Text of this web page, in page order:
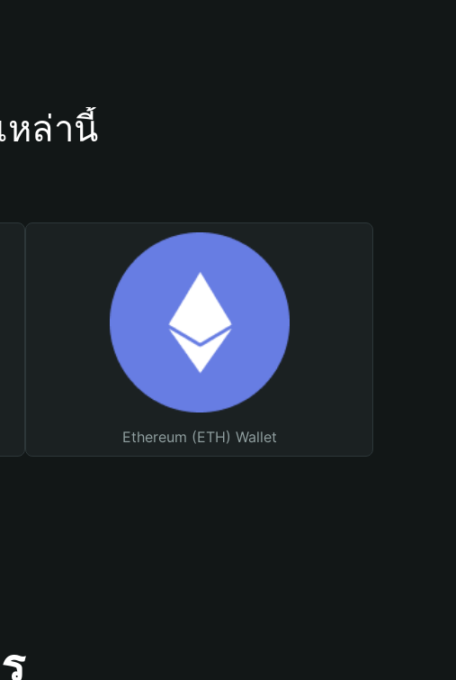
ล่านี้
Ethereum (ETH) Wallet